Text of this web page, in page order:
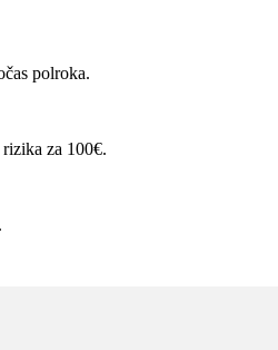
polroka.
za 100€.